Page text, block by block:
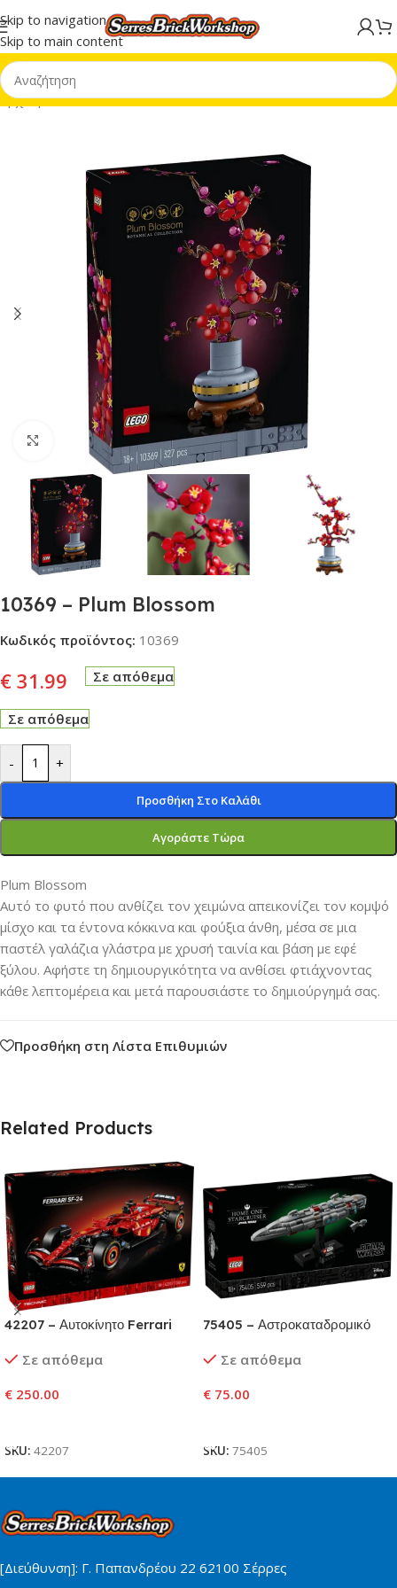
Skip to navigation
Skip to main content
Αρχική σελίδα/LEGO® Botanical Collection
Click to enlarge
10369 – Plum Blossom
Κωδικός προϊόντος: 10369
€ 31.99 Σε απόθεμα
Σε απόθεμα
- +
Προσθήκη Στο Καλάθι
Αγοράστε Τώρα
Plum Blossom
Αυτό το φυτό που ανθίζει τον χειμώνα απεικονίζει τον κομψό
μίσχο και τα έντονα κόκκινα και φούξια άνθη, μέσα σε μια
παστέλ γαλάζια γλάστρα με χρυσή ταινία και βάση με εφέ
ξύλου. Αφήστε τη δημιουργικότητα να ανθίσει φτιάχνοντας
κάθε λεπτομέρεια και μετά παρουσιάστε το δημιούργημά σας.
Προσθήκη στη Λίστα Επιθυμιών
Related Products
42207 – Αυτοκίνητο Ferrari
Σε απόθεμα
€ 250.00
SKU: 42207
75405 – Αστροκαταδρομικό
Σε απόθεμα
€ 75.00
SKU: 75405
[Διεύθυνση]: Γ. Παπανδρέου 22 62100 Σέρρες